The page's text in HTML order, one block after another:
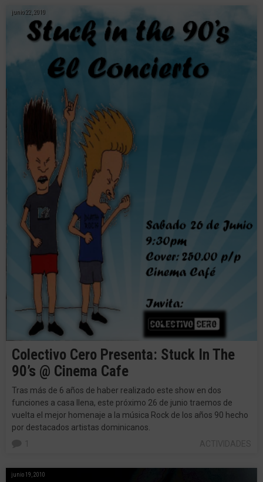
junio 22, 2010
Colectivo Cero Presenta: Stuck In The
90’s @ Cinema Cafe
Tras más de 6 años de haber realizado este show en dos
funciones a casa llena, este próximo 26 de junio traemos de
vuelta el mejor homenaje a la música Rock de los años 90 hecho
por destacados artistas dominicanos.
junio 19, 2010